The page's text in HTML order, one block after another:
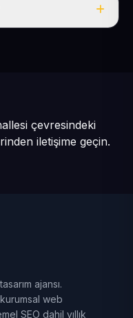
çevresindeki
iletişime geçin.
ajansı.
web
SEO dahil yıllık